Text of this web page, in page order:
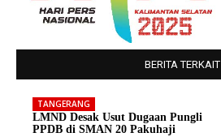
BERITA TERKAIT
TANGERANG
LMND Desak Usut Dugaan Pungli
PPDB di SMAN 20 Pakuhaji